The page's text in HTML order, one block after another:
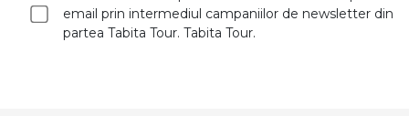
email prin intermediul campaniilor de newsletter din
partea Tabita Tour. Tabita Tour.